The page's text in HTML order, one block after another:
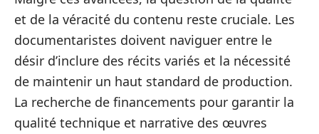
et de la véracité du contenu reste cruciale. Les
documentaristes doivent naviguer entre le
désir d’inclure des récits variés et la nécessité
de maintenir un haut standard de production.
La recherche de financements pour garantir la
qualité technique et narrative des œuvres